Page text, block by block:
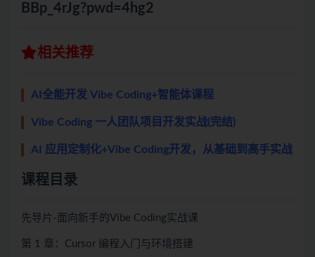
BBp_4rJg?pwd=4hg2
相关推荐
AI全能开发 Vibe Coding+智能体课程
Vibe Coding 一人团队项目开发实战(完结)
AI 应用定制化+Vibe Coding开发，从基础到高手实战
课程目录
先导片-面向新手的Vibe Coding实战课
第 1 章：Cursor 编程入门与环境搭建